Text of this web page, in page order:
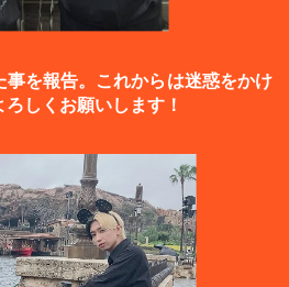
事を報告。これからは迷惑をかけ
しくお願いします！